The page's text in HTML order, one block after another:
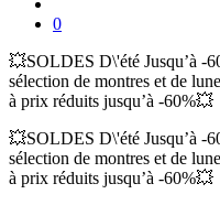
0
💥SOLDES D\'été Jusqu’à -
sélection de montres et de
à prix réduits jusqu’à -60%💥
💥SOLDES D\'été Jusqu’à -
sélection de montres et de
à prix réduits jusqu’à -60%💥